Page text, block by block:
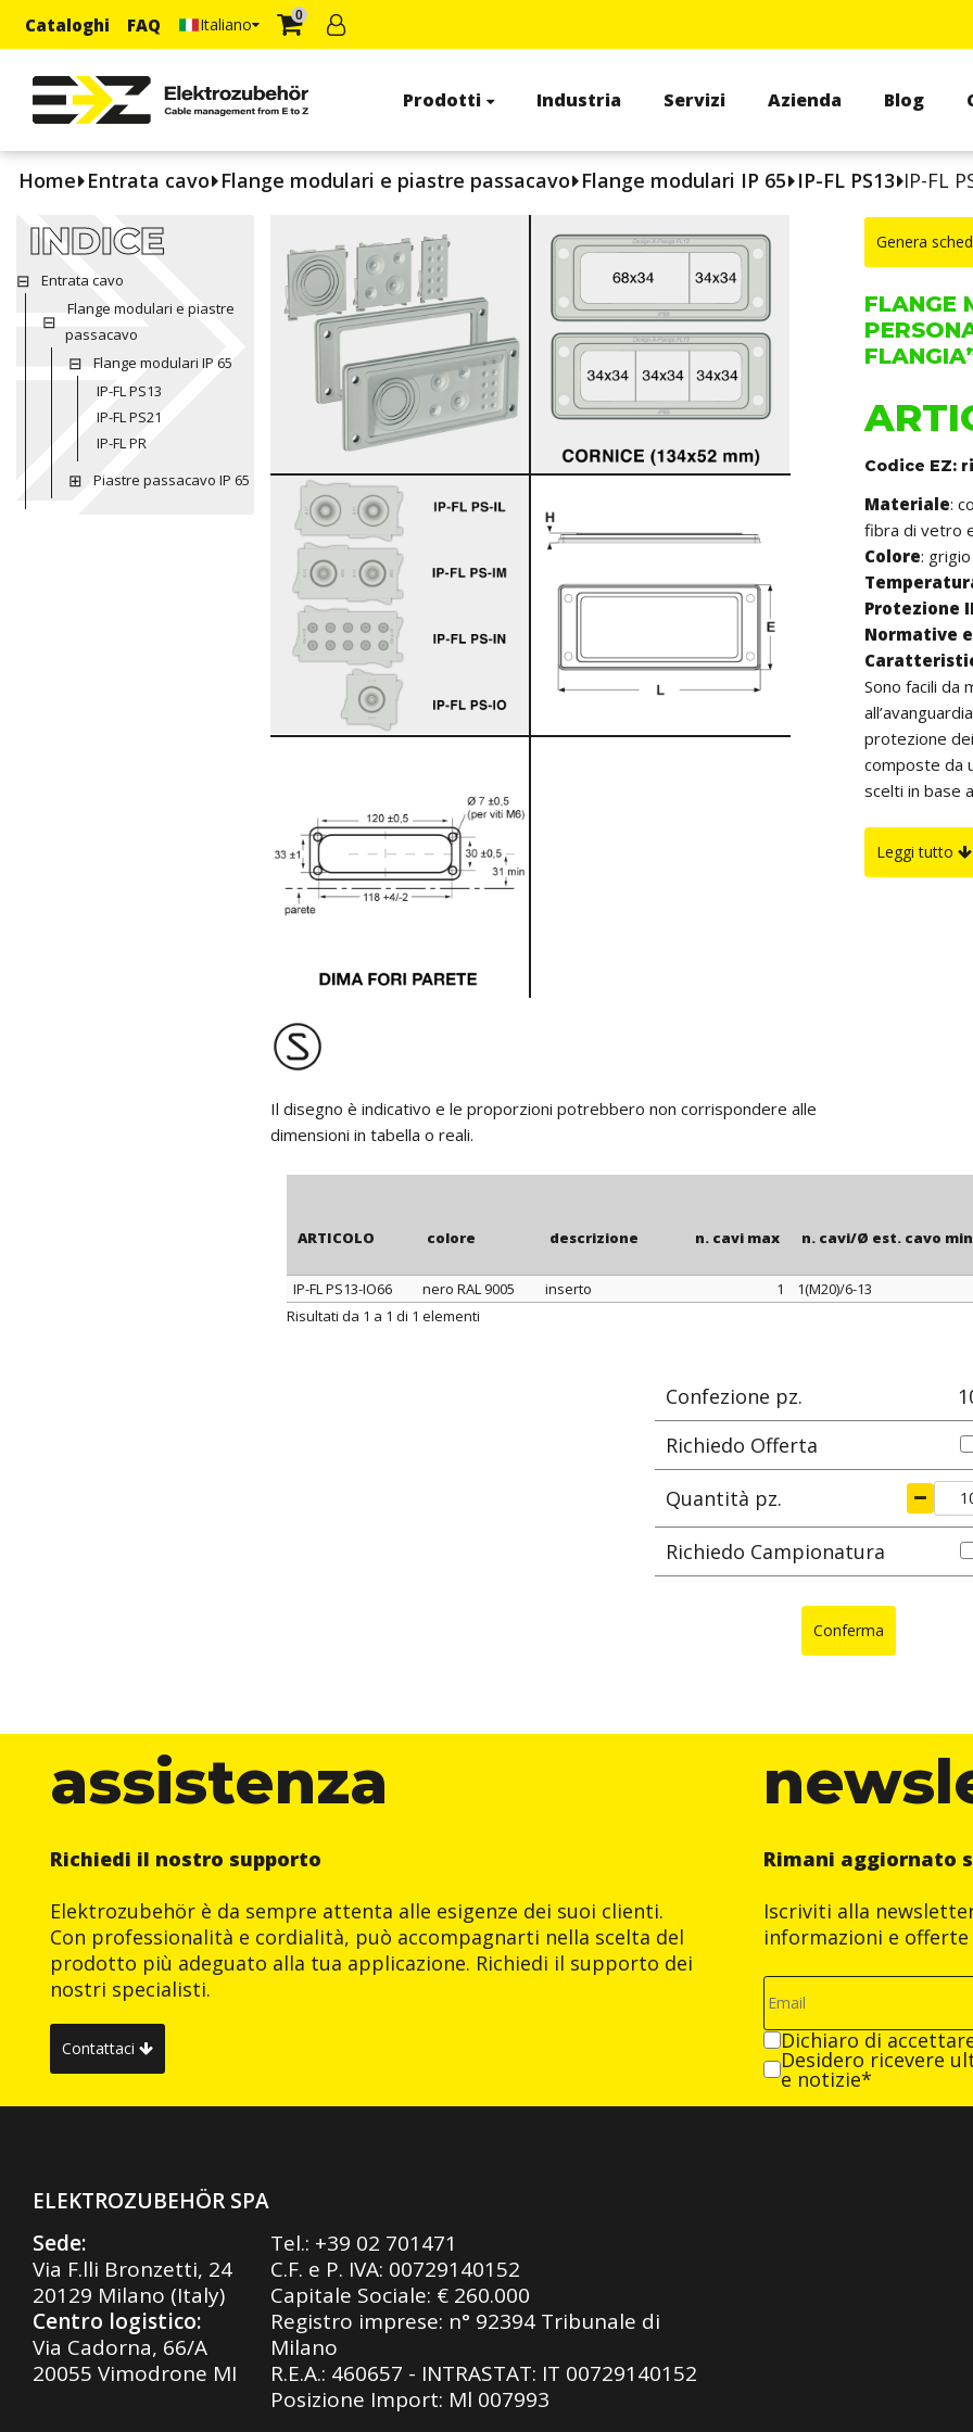
Cataloghi FAQ Italiano 0
Prodotti Industria Servizi Azienda Blog
Home Entrata cavo Flange modulari e piastre passacavo Flange modulari IP 65 IP-FL PS13 IP-FL
INDICE
Entrata cavo
Flange modulari e piastre
passacavo
Flange modulari IP 65
IP-FL PS13
IP-FL PS21
IP-FL PR
Piastre passacavo IP 65
Il disegno è indicativo e le proporzioni potrebbero non corrispondere alle
dimensioni in tabella o reali.
Genera
FLANGE
Codice EZ:
Materiale:
fibra di vetro
Colore:
Protezione
Normative
Sono facili da
protezione
composte da
scelti in base
necessità
inoltre, sono
Leggi tutto
ARTICOLO colore descrizione n. cavi max n. cavi/Ø est. cavo
ARTICOLO colore
IP-FL PS13-IO66 nero RAL 9005 inserto 1 1(M20)/6-13
Risultati da 1 a 1 di 1 elementi
Confezione pz.
Richiedo Offerta
Quantità pz.
Richiedo Campionatura
Conferma
assistenza
Richiedi il nostro supporto
Elektrozubehör è da sempre attenta alle esigenze dei suoi clienti.
Con professionalità e cordialità, può accompagnarti nella scelta del
prodotto più adeguato alla tua applicazione. Richiedi il supporto dei
nostri specialisti.
Contattaci
Rimani aggiornato
Iscriviti alla
informazioni e
Dichiaro di
Desidero ricevere
e notizie*
ELEKTROZUBEHÖR SPA
Sede:
Via F.lli Bronzetti, 24
20129 Milano (Italy)
Centro logistico:
Via Cadorna, 66/A
20055 Vimodrone MI
Tel.: +39 02 701471
C.F. e P. IVA: 00729140152
Capitale Sociale: € 260.000
Registro imprese: n° 92394 Tribunale di
Milano
R.E.A.: 460657 - INTRASTAT: IT 00729140152
Posizione Import: Ml 007993